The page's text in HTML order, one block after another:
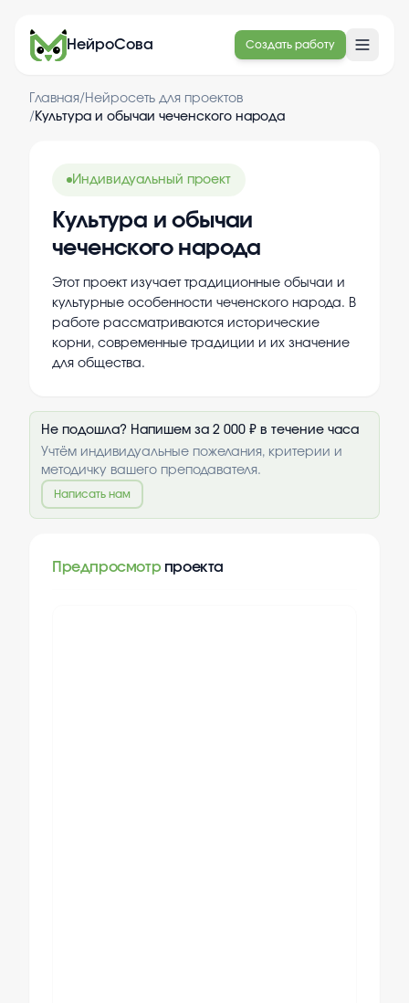
НейроСова Создать работу
Главная/ Нейросеть для проектов
/ Культура и обычаи чеченского народа
Индивидуальный проект
Культура и обычаи
чеченского народа
Этот проект изучает традиционные обычаи и
культурные особенности чеченского народа. В
работе рассматриваются исторические
корни, современные традиции и их значение
для общества.
Не подошла? Напишем за 2 000 ₽ в течение часа
Учтём индивидуальные пожелания, критерии и
методичку вашего преподавателя.
Написать нам
Предпросмотр проекта